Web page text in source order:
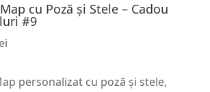
cu Poză și Stele – Cadou
#9
personalizat cu poză și stele,